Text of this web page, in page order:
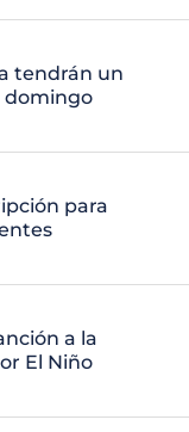
tendrán un
domingo
para
a la
El Niño